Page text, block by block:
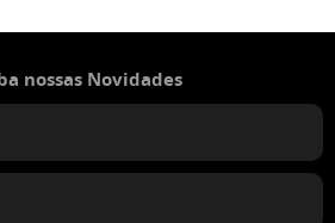
nossas Novidades